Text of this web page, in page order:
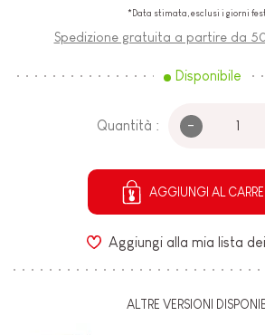
*Data stimata, esclusi i giorni
Spedizione gratuita a partire da
Disponibile
Quantità : -
AGGIUNGI AL
Aggiungi alla mia lista
ALTRE VERSIONI